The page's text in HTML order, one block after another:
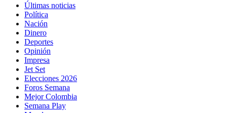
Últimas noticias
Política
Nación
Dinero
Deportes
Opinión
Impresa
Jet Set
Elecciones 2026
Foros Semana
Mejor Colombia
Semana Play